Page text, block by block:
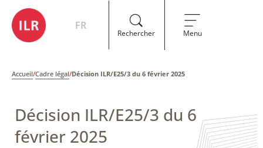
FR
Rechercher Menu
Accueil/Cadre légal/Décision ILR/E25/3 du 6 février 2025
Décision ILR/E25/3 du 6
février 2025